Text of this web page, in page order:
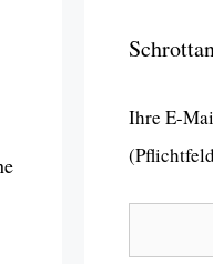
Ihre E-